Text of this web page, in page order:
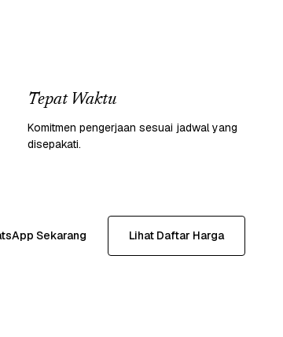
Tepat Waktu
Komitmen pengerjaan sesuai jadwal yang
disepakati.
Sekarang Lihat Daftar Harga